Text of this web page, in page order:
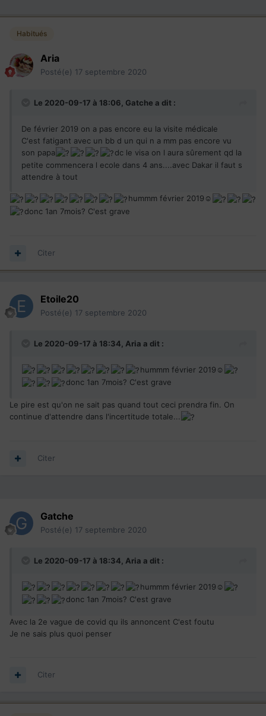
Habitués
Aria
Posté(e) 17 septembre 2020
Le 2020-09-17 à 18:06, Gatche a dit :
De février 2019 on a pas encore eu la visite médicale
C'est fatigant avec un bb d un qui n a mm pas encore vu
son papa
dc le visa on l aura sûrement qd la
petite commencera l ecole dans 4 ans....avec Dakar il faut s
attendre à tout
hummm février 2019☺
donc 1an 7mois? C'est grave
Citer
Etoile20
Posté(e) 17 septembre 2020
Le 2020-09-17 à 18:34, Aria a dit :
hummm février 2019☺
donc 1an 7mois? C'est grave
Le pire est qu'on ne sait pas quand tout ceci prendra fin. On
continue d'attendre dans l'incertitude totale...
Citer
Gatche
Posté(e) 17 septembre 2020
Le 2020-09-17 à 18:34, Aria a dit :
hummm février 2019☺
donc 1an 7mois? C'est grave
Avec la 2e vague de covid qu ils annoncent C'est foutu
Je ne sais plus quoi penser
Citer